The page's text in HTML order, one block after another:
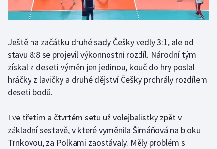
Ragby
Rychlobruslení
Rychlostní kanoistika
Short track
Sportovní střelba
Stolní tenis
Ještě na začátku druhé sady Češky vedly 3:1, ale od
stavu 8:8 se projevil výkonnostní rozdíl. Národní tým
získal z deseti výměn jen jedinou, kouč do hry poslal
hráčky z lavičky a druhé dějství Češky prohrály rozdílem
deseti bodů.
I ve třetím a čtvrtém setu už volejbalistky zpět v
základní sestavě, v které vyměnila Šimáňová na bloku
Trnkovou, za Polkami zaostávaly. Měly problém s